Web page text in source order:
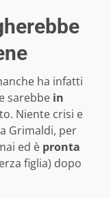
ha infatti
sarebbe in
Niente crisi e
Grimaldi, per
ed è pronta
figlia) dopo